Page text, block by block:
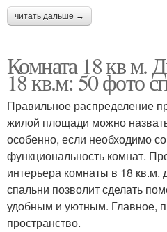
читать дальше →
Комната 18 кв м.
18 кв.м: 50 фото
Правильное распределение
жилой площади можно
особенно, если необходимо
функциональность комнат.
интерьера комнаты в 18 кв.м.
спальни позволит сделать
удобным и уютным. Главное,
пространство.